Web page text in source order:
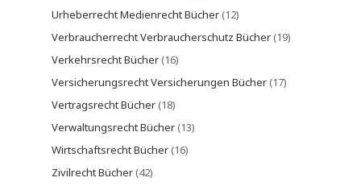
Urheberrecht Medienrecht Bücher(12)
Verbraucherrecht Verbraucherschutz Bücher(19)
Verkehrsrecht Bücher(16)
Versicherungsrecht Versicherungen Bücher(17)
Vertragsrecht Bücher(18)
Verwaltungsrecht Bücher(13)
Wirtschaftsrecht Bücher(16)
Zivilrecht Bücher(42)